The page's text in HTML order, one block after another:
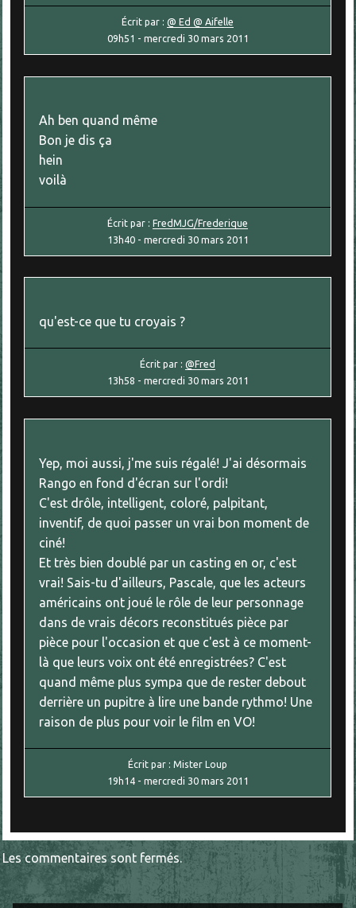
Écrit par :@ Ed @ Aifelle
09h51 - mercredi 30 mars 2011
Ah ben quand même
Bon je dis ça
hein
voilà
Écrit par :FredMJG/Frederique
13h40- mercredi 30 mars 2011
qu'est-ce que tu croyais ?
Écrit par :@Fred
13h58 - mercredi 30 mars 2011
Yep, moi aussi, j'me suis régalé! J'ai désormais
Rango en fond d'écran sur l'ordi!
C'est drôle, intelligent, coloré, palpitant,
inventif, de quoi passer un vrai bon moment de
ciné!
Et très bien doublé par un casting en or, c'est
vrai! Sais-tu d'ailleurs, Pascale, que les acteurs
américains ont joué le rôle de leur personnage
dans de vrais décors reconstitués pièce par
pièce pour l'occasion et que c'est à ce moment-
là que leurs voix ont été enregistrées? C'est
quand même plus sympa que de rester debout
derrière un pupitre à lire une bande rythmo! Une
raison de plus pour voir le film en VO!
Écrit par :Mister Loup
19h14- mercredi 30 mars 2011
Les commentaires sont fermés.